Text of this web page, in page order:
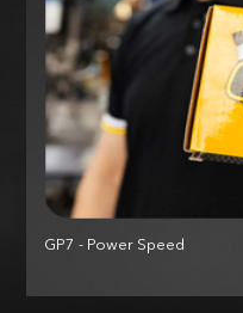
GP7 - Power Speed